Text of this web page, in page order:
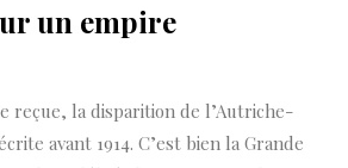
un empire
reçue, la disparition de l’Autriche-
avant 1914. C’est bien la Grande